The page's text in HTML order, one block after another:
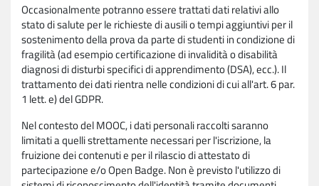
Occasionalmente potranno essere trattati dati relativi allo
stato di salute per le richieste di ausili o tempi aggiuntivi per il
sostenimento della prova da parte di studenti in condizione di
fragilità (ad esempio certificazione di invalidità o disabilità
diagnosi di disturbi specifici di apprendimento (DSA), ecc.). Il
trattamento dei dati rientra nelle condizioni di cui all'art. 6 par.
1 lett. e) del GDPR.
Nel contesto del MOOC, i dati personali raccolti saranno
limitati a quelli strettamente necessari per l'iscrizione, la
fruizione dei contenuti e per il rilascio di attestato di
partecipazione e/o Open Badge. Non è previsto l'utilizzo di